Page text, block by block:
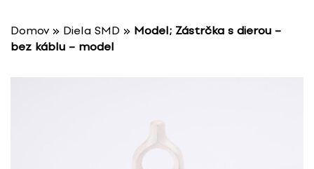
Domov » Diela SMD » Model; Zástrčka s dierou –
bez káblu – model